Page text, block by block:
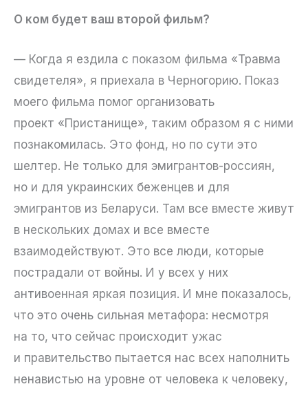
О ком будет ваш второй фильм?
— Когда я ездила с показом фильма «Травма
свидетеля», я приехала в Черногорию. Показ
моего фильма помог организовать
проект «Пристанище», таким образом я с ними
познакомилась. Это фонд, но по сути это
шелтер. Не только для эмигрантов-россиян,
но и для украинских беженцев и для
эмигрантов из Беларуси. Там все вместе живут
в нескольких домах и все вместе
взаимодействуют. Это все люди, которые
пострадали от войны. И у всех у них
антивоенная яркая позиция. И мне показалось,
что это очень сильная метафора: несмотря
на то, что сейчас происходит ужас
и правительство пытается нас всех наполнить
ненавистью на уровне от человека к человеку,